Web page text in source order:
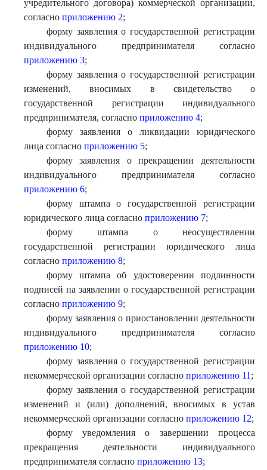
учредительного договора) коммерческой организации,
согласно приложению 2;
форму заявления о государственной регистрации
индивидуального предпринимателя согласно
приложению 3;
форму заявления о государственной регистрации
изменений, вносимых в свидетельство о
государственной регистрации индивидуального
предпринимателя, согласно приложению 4;
форму заявления о ликвидации юридического
лица согласно приложению 5;
форму заявления о прекращении деятельности
индивидуального предпринимателя согласно
приложению 6;
форму штампа о государственной регистрации
юридического лица согласно приложению 7;
форму штампа о неосуществлении
государственной регистрации юридического лица
согласно приложению 8;
форму штампа об удостоверении подлинности
подписей на заявлении о государственной регистрации
согласно приложению 9;
форму заявления о приостановлении деятельности
индивидуального предпринимателя согласно
приложению 10;
форму заявления о государственной регистрации
некоммерческой организации согласно приложению 11 ;
форму заявления о государственной регистрации
изменений и (или) дополнений, вносимых в устав
некоммерческой организации согласно приложению 12;
форму уведомления о завершении процесса
прекращения деятельности индивидуального
предпринимателя согласно приложению 13;